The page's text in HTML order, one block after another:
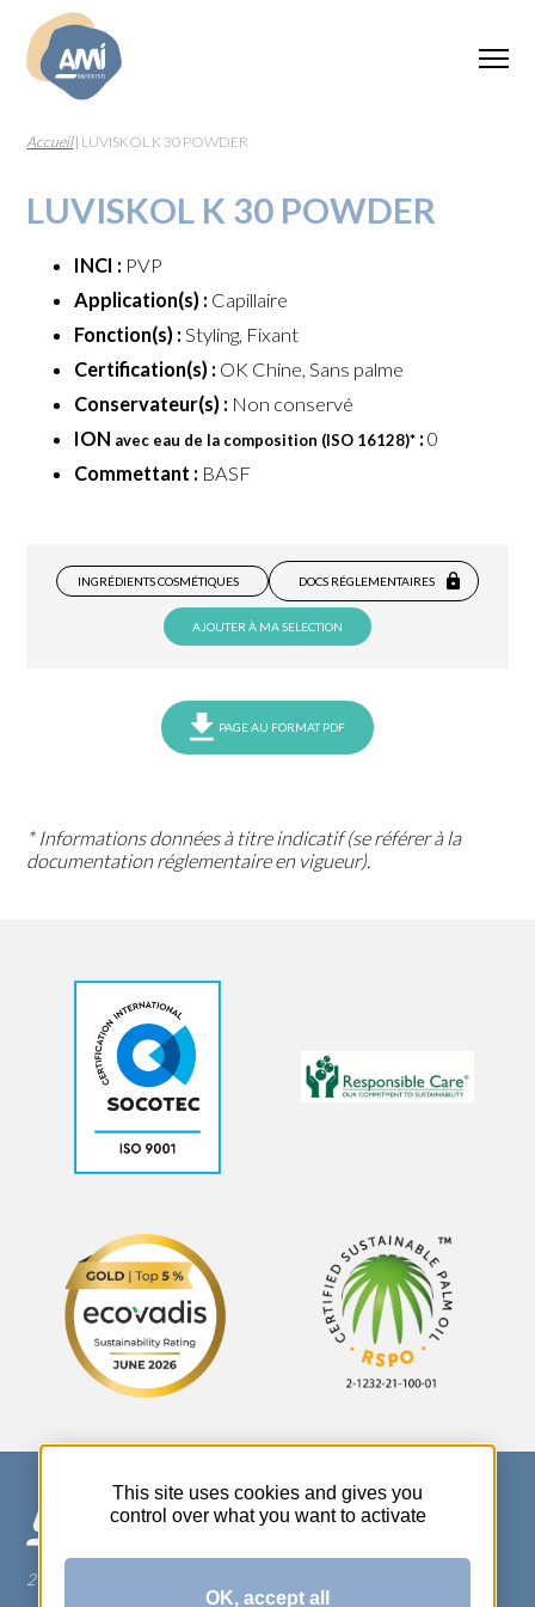
Accueil| LUVISKOL K 30 POWDER
LUVISKOL K 30 POWDER
INCI : PVP
Application(s) : Capillaire
Fonction(s) : Styling, Fixant
Certification(s) : OK Chine, Sans palme
Conservateur(s) : Non conservé
ION avec eau de la composition (ISO 16128)* : 0
Commettant : BASF
INGRÉDIENTS COSMÉTIQUES DOCS RÉGLEMENTAIRES
AJOUTER À MA SELECTION
PAGE AU FORMAT PDF
* Informations données à titre indicatif (se référer à la
documentation réglementaire en vigueur).
270 Rue Thérèse Planiol - 37310 TAUXIGNY
This site uses cookies and gives you
control over what you want to activate
OK, accept all